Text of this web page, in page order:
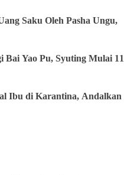
Saku Oleh Pasha Ungu,
Yao Pu, Syuting Mulai 11
Ibu di Karantina, Andalkan